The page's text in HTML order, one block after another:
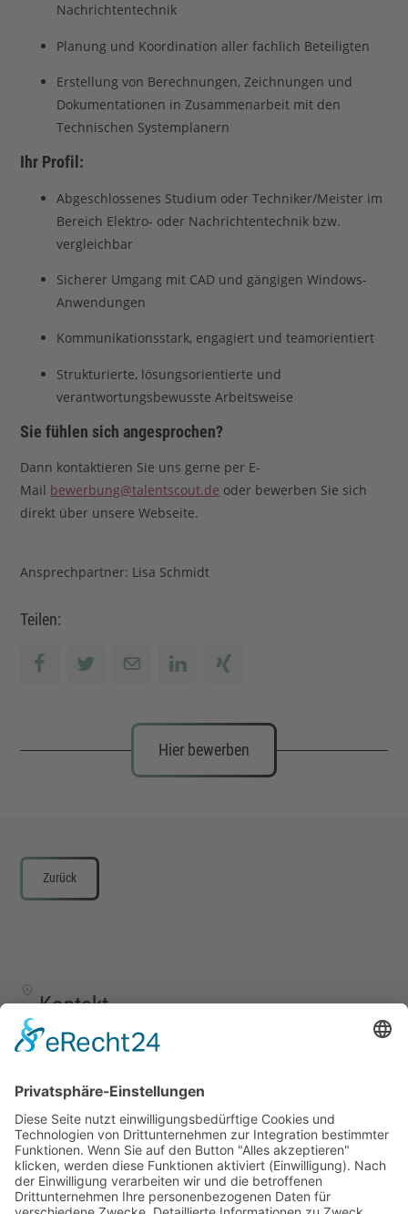
Nachrichtentechnik
Planung und Koordination aller fachlich Beteiligten
Erstellung von Berechnungen, Zeichnungen und
Dokumentationen in Zusammenarbeit mit den
Technischen Systemplanern
Ihr Profil:
Abgeschlossenes Studium oder Techniker/Meister im
Bereich Elektro- oder Nachrichtentechnik bzw.
vergleichbar
Sicherer Umgang mit CAD und gängigen Windows-
Anwendungen
Kommunikationsstark, engagiert und teamorientiert
Strukturierte, lösungsorientierte und
verantwortungsbewusste Arbeitsweise
Sie fühlen sich angesprochen?
Dann kontaktieren Sie uns gerne per E-
Mail bewerbung@talentscout.de oder bewerben Sie sich
direkt über unsere Webseite.
Ansprechpartner: Lisa Schmidt
Teilen:
Hier bewerben
Zurück
Kontakt
TALENTSCOUT CONSULTING GmbH
57258 Freudenberg
+49 (0) 15117609865
office(at)talentscout.de